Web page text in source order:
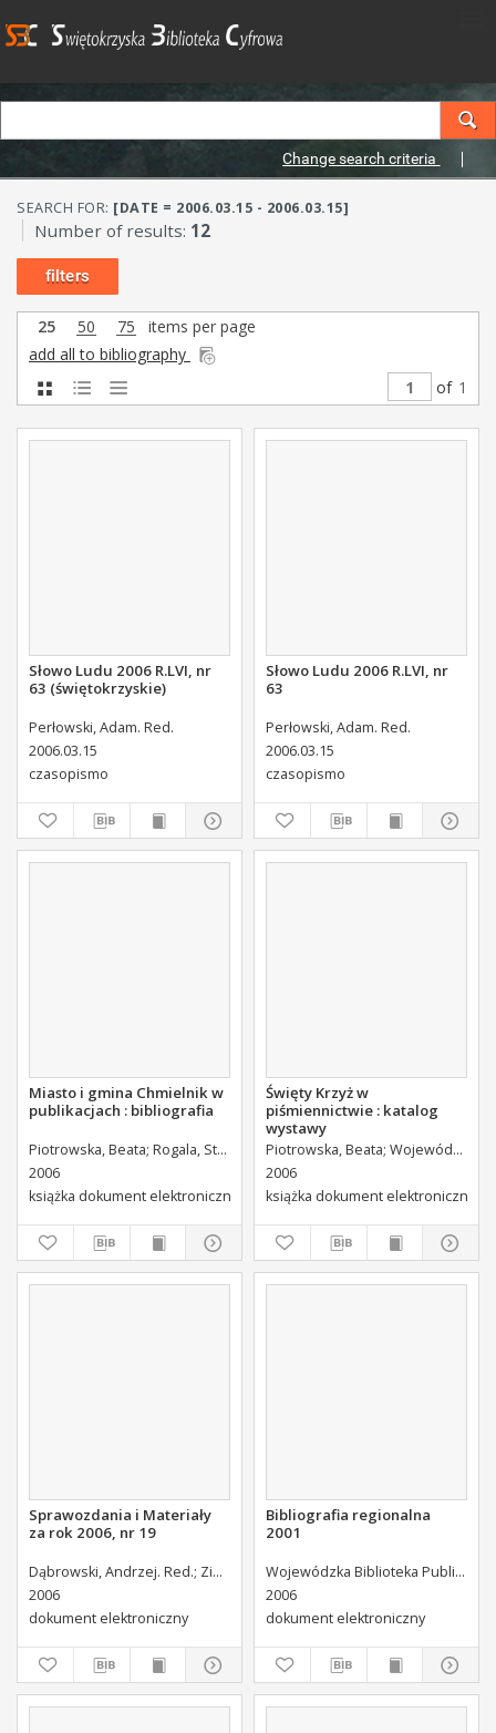
Change search criteria
SEARCH FOR: [DATE = 2006.03.15 - 2006.03.15]
Number of results: 12
filters
25 50 75
items per page
add all to bibliography
of 1
Słowo Ludu 2006 R.LVI, nr
63 (świętokrzyskie)
Perłowski, Adam. Red.
2006.03.15
czasopismo
Słowo Ludu 2006 R.LVI, nr
63
Perłowski, Adam. Red.
2006.03.15
czasopismo
Miasto i gmina Chmielnik w
publikacjach : bibliografia
Piotrowska, Beata Rogala, Stanisław (1948- ). Przedm.
Łomiński, Piotr.
2006
książka dokument elektroniczny
Święty Krzyż w
piśmiennictwie : katalog
wystawy
Piotrowska, Beata Wojewódzka Biblioteka Publiczna (Kielce). Dział Informacji i Bibliografii Regionalnej
2006
książka dokument elektroniczny
Sprawozdania i Materiały
za rok 2006, nr 19
Dąbrowski, Andrzej. Red. Zielińska, Lidia. Red.
Kruszczak, Halina. Red.
2006
dokument elektroniczny
Bibliografia regionalna
2001
Wojewódzka Biblioteka Publiczna (Kielce). Dział Informacji i Bibliografii Regionalnej
2006
dokument elektroniczny